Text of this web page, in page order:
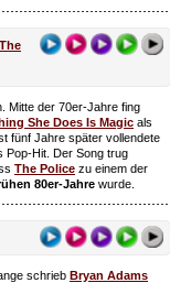
Mitte der 70er-Jahre fing
She Does Is Magic als
fünf Jahre später vollendete
Pop-Hit. Der Song trug
The Police zu einem der
80er-Jahre wurde.
schrieb Bryan Adams